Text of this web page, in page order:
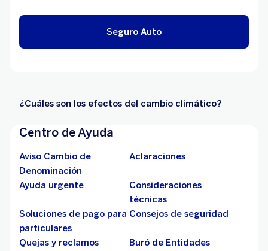
Seguro Auto
¿Cuáles son los efectos del cambio climático?
Centro de Ayuda
Aviso Cambio de
Denominación
Aclaraciones
Ayuda urgente
Consideraciones
técnicas
Soluciones de pago para
particulares
Consejos de seguridad
Quejas y reclamos
Buró de Entidades